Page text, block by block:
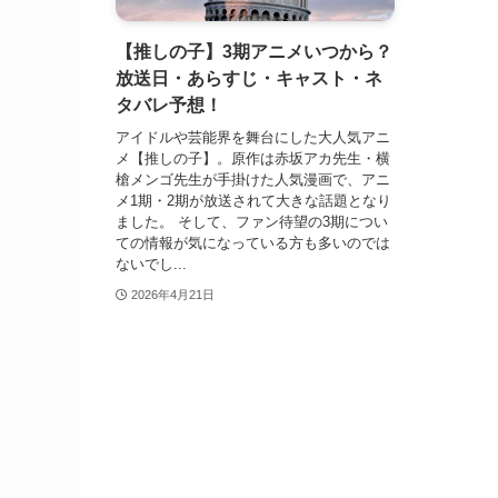
【推しの子】3期アニメいつから？
放送日・あらすじ・キャスト・ネ
タバレ予想！
アイドルや芸能界を舞台にした大人気アニ
メ【推しの子】。原作は赤坂アカ先生・横
槍メンゴ先生が手掛けた人気漫画で、アニ
メ1期・2期が放送されて大きな話題となり
ました。 そして、ファン待望の3期につい
ての情報が気になっている方も多いのでは
ないでし...
2026年4月21日